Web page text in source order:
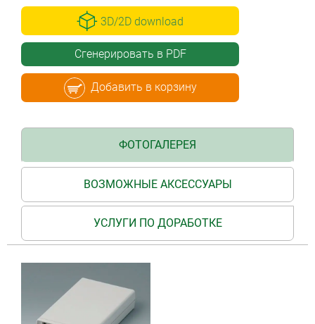
3D/2D download
Сгенерировать в PDF
Добавить в корзину
ФОТОГАЛЕРЕЯ
ВОЗМОЖНЫЕ АКСЕССУАРЫ
УСЛУГИ ПО ДОРАБОТКЕ